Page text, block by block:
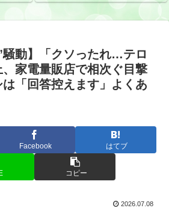
の写
騒動】「クソったれ…テロ
家電量販店で相次ぐ目撃
「回答控えます」よくあ
Facebook はてブ
コピー
2026.07.08